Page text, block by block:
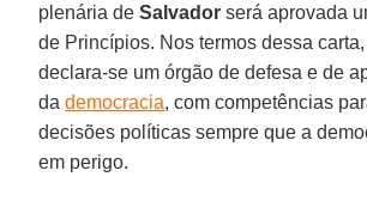
plenária deSalvador será aprovada
de Princípios. Nos termos dessa
declara-se um órgão de defesa e de
dademocracia, com competências
decisões políticas sempre que a
em perigo.